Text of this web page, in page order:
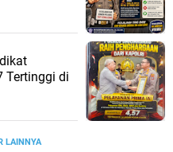
Tertinggi di
LAINNYA